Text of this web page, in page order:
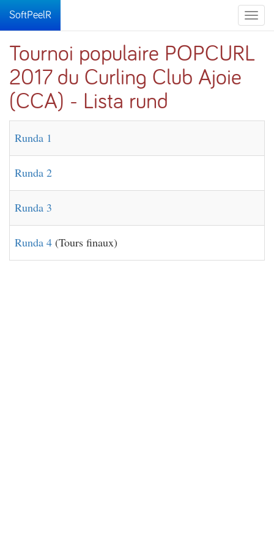
Toggle
SoftPeelR
Tournoi populaire POPCURL
2017 du Curling Club Ajoie
(CCA) - Lista rund
Runda 1
Runda 2
Runda 3
Runda 4 (Tours finaux)